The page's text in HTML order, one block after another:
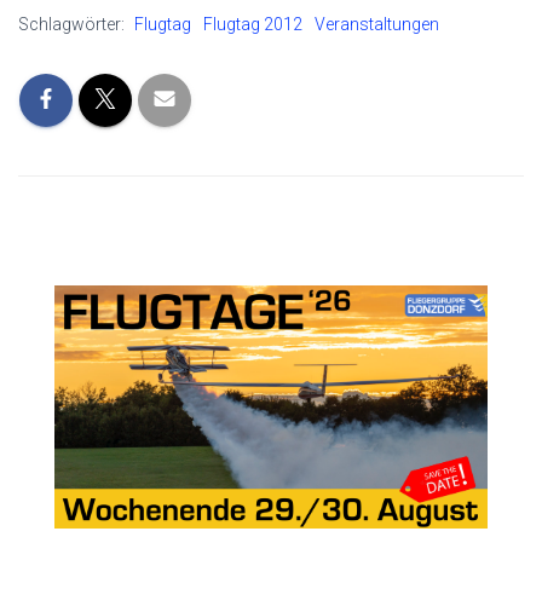
Schlagwörter: Flugtag Flugtag 2012 Veranstaltungen